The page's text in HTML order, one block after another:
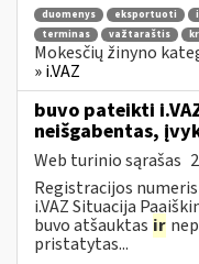
duomenys eksportuoti
terminas
važtaraštis
Mokesčių žinyno
» i.VAZ
buvo pateikti
neišgabentas,
Web turinio sąrašas
Registracijos
i.VAZ Situacija
buvo atšauktas ir
pristatytas...